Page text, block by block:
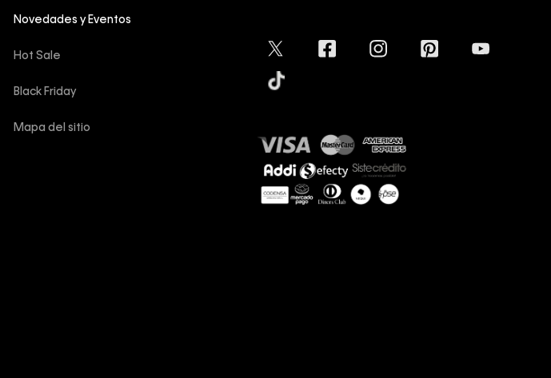
Novedades y Eventos
Hot Sale
Black Friday
Mapa del sitio